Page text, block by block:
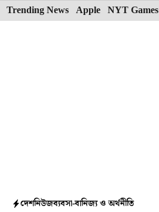
Skip
to
Trending News Apple NYT Games
দেশনিউজব্যবসা-বানিজ্য ও অর্থনীতি